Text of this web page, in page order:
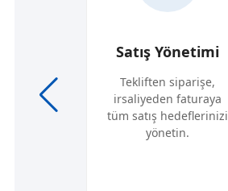
Satış Yönetimi
Tekliften siparişe,
irsaliyeden faturaya
tüm satış hedeflerinizi
yönetin.